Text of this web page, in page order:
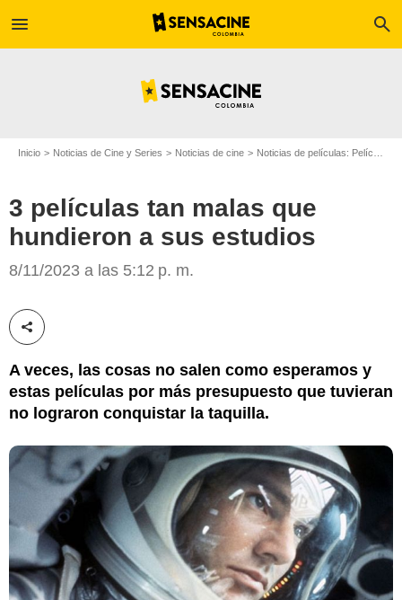
menu search
Inicio Noticias de Cine y Series Noticias de cine Noticias de películas: Película - ¿Sabías que...?
3 películas tan malas que
hundieron a sus estudios
8/11/2023 a las 5:12 p. m.
Compartir esta noticia
A veces, las cosas no salen como esperamos y
estas películas por más presupuesto que tuvieran
no lograron conquistar la taquilla.
D.R.